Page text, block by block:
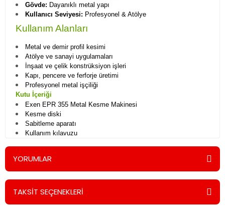
Gövde: Dayanıklı metal yapı
Kullanıcı Seviyesi: Profesyonel & Atölye
Kullanım Alanları
Metal ve demir profil kesimi
Atölye ve sanayi uygulamaları
İnşaat ve çelik konstrüksiyon işleri
Kapı, pencere ve ferforje üretimi
Profesyonel metal işçiliği
Kutu İçeriği
Exen EPR 355 Metal Kesme Makinesi
Kesme diski
Sabitleme aparatı
Kullanım kılavuzu
YORUMLAR
Bu ürüne ilk yorumu siz yapın!
TAKSİT SEÇENEKLERİ